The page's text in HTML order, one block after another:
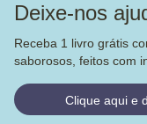
Deixe-nos
Receba 1 livro grátis
saborosos, feitos com
Clique aqui e